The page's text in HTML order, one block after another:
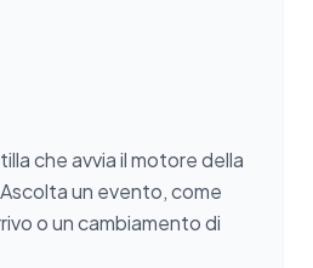
che avvia il motore della
un evento, come
o un cambiamento di